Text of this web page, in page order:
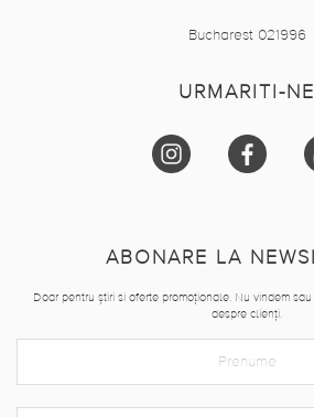
Bucharest 021996
URMARITI-NE
ABONARE LA
Doar pentru știri si oferte promoționale. Nu vindem
despre clienți.